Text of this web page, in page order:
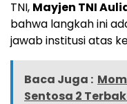
TNI, Mayjen TNI
bahwa langkah ini
jawab institusi atas
Baca Juga :
Sentosa 2